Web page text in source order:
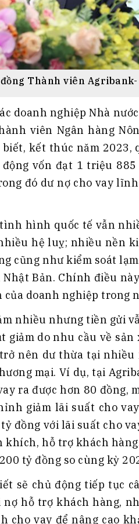
Thành viên Agribank-
doanh nghiệp Nhà
viên Ngân hàng
kết thúc năm 2023,
vốn đạt 1 triệu
đó dư nợ cho vay
hình quốc tế vẫn
hệ luỵ; nhiều nền
cũng như kiểm soát
Bản. Chính điều
doanh nghiệp trong
nhiều nhưng tiền gửi
giảm do nhu cầu về
nên dư thừa tại nhiều
mại. Ví dụ, tại
ra được hơn 80 đồng,
giảm lãi suất cho
đồng với lãi suất cho
hỗ trợ khách
tỷ đồng so cùng kỳ
sẽ chủ động tiếp tục
hỗ trợ khách hàng,
cho vay để nâng cao